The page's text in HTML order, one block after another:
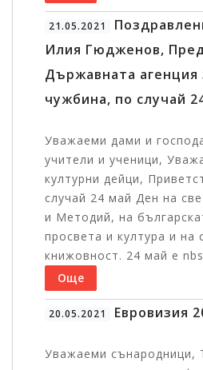
21.05.2021
Илия Гюдженов,
Държавната агенция
чужбина, по случай
Уважаеми дами и
учители и ученици,
културни дейци,
случай 24 май Ден на
и Методий, на
просвета и култура и на
книжовност. 24 май е
Още
20.05.2021 Евровизия
Уважаеми сънародници,